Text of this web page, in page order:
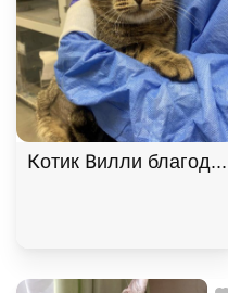
Котик Вилли